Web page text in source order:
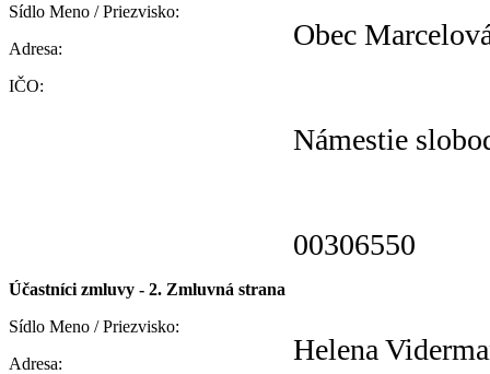
Sídlo Meno / Priezvisko:
Adresa:
IČO:
Obec
Námestie
00306550
Účastníci zmluvy - 2. Zmluvná strana
Sídlo Meno / Priezvisko:
Adresa:
Helena